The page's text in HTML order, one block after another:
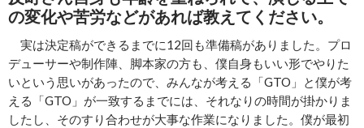
の変化や苦労などがあれば教えてください。
実は決定稿ができるまでに12回も準備稿がありました。プロ
デューサーや制作陣、脚本家の方も、僕自身もいい形でやりた
いという思いがあったので、みんなが考える「GTO」と僕が考
える「GTO」が一致するまでには、それなりの時間が掛かりま
したし、そのすり合わせが大事な作業になりました。僕が最初